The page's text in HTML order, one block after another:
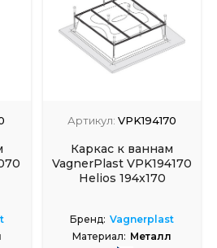
Артикул: VPK194170
Каркас к ваннам
VagnerPlast VPK194170
Helios 194x170
Бренд: Vagnerplast
Материал: Металл